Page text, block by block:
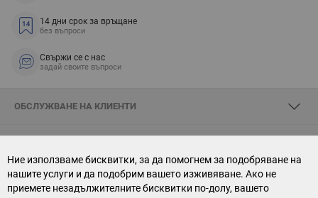
Ние използваме бисквитки, за да помогнем за подобряване на
нашите услуги и да подобрим вашето изживяване. Ако не
приемете незадължителните бисквитки по-долу, вашето
14 дни срок за връщане
без въпроси
Свържи се с нас
задай своите въпроси
ОБСЛУЖВАНЕ НА КЛИЕНТИ
СВЪРЖИ СЕ С НАС